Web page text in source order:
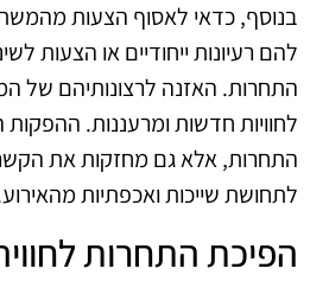
בנוסף, כדאי לאסוף הצעות
להם רעיונות ייחודיים או הצעות
התחרות. האזנה לרצונותיהם של
לחוויות חדשות ומרעננות.
התחרות, אלא גם מחזקות את
לתחושת שייכות ואכפתיות
הפיכת התחרות